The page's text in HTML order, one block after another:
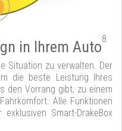
in Ihrem Auto8
Situation zu verwalten. Der
die beste Leistung Ihres
den Vorrang gibt, zu einem
Alle Funktionen
Smart-DrakeBox